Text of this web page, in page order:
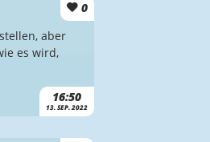
0
16:50
13. SEP. 2022
aber
es wird,